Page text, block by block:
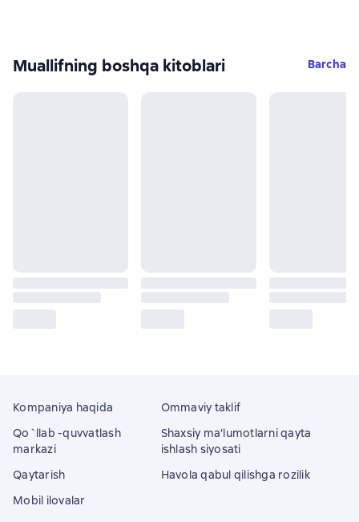
Muallifning boshqa kitoblari Barcha
Kompaniya haqida
Qo`llab -quvvatlash
markazi
Qaytarish
Mobil ilovalar
Ommaviy taklif
Shaxsiy ma'lumotlarni qayta
ishlash siyosati
Havola qabul qilishga rozilik